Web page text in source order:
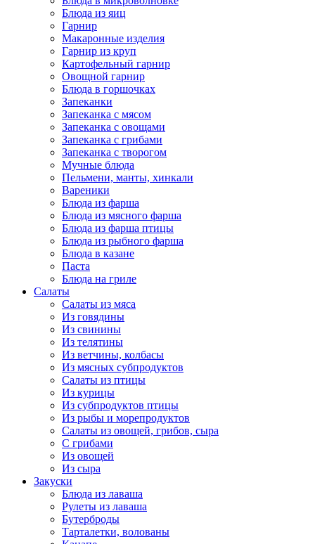
Блюда из яиц
Гарнир
Макаронные изделия
Гарнир из круп
Картофельный гарнир
Овощной гарнир
Блюда в горшочках
Запеканки
Запеканка с мясом
Запеканка с овощами
Запеканка с грибами
Запеканка с творогом
Мучные блюда
Пельмени, манты, хинкали
Вареники
Блюда из фарша
Блюда из мясного фарша
Блюда из фарша птицы
Блюда из рыбного фарша
Блюда в казане
Паста
Блюда на гриле
Салаты
Салаты из мяса
Из говядины
Из свинины
Из телятины
Из ветчины, колбасы
Из мясных субпродуктов
Салаты из птицы
Из курицы
Из субпродуктов птицы
Из рыбы и морепродуктов
Салаты из овощей, грибов, сыра
С грибами
Из овощей
Из сыра
Закуски
Блюда из лаваша
Рулеты из лаваша
Бутерброды
Тарталетки, волованы